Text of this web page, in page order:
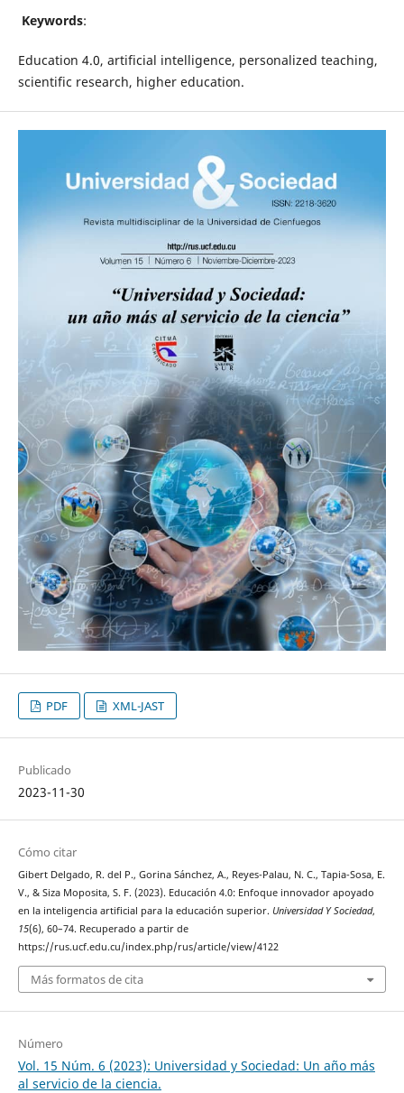
Keywords:
Education 4.0, artificial intelligence, personalized teaching,
scientific research, higher education.
PDF XML-JAST
Publicado
2023-11-30
Cómo citar
Gibert Delgado, R. del P., Gorina Sánchez, A., Reyes-Palau, N. C., Tapia-Sosa, E.
V., & Siza Moposita, S. F. (2023). Educación 4.0: Enfoque innovador apoyado
en la inteligencia artificial para la educación superior. Universidad Y Sociedad,
15(6), 60–74. Recuperado a partir de
https://rus.ucf.edu.cu/index.php/rus/article/view/4122
Más formatos de cita
Número
Vol. 15 Núm. 6 (2023): Universidad y Sociedad: Un año más
al servicio de la ciencia.